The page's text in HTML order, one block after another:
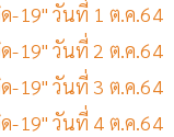
ด-19" วันที่ 1 ต.ค.64
ด-19" วันที่ 2 ต.ค.64
ด-19" วันที่ 3 ต.ค.64
ด-19" วันที่ 4 ต.ค.64